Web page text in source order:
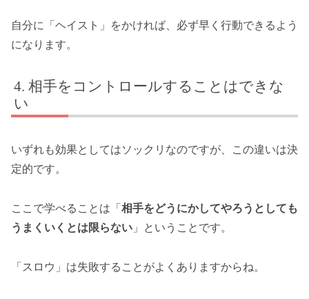
自分に「ヘイスト」をかければ、必ず早く行動できるよう
になります。
相手をコントロールすることはできな
い
いずれも効果としてはソックリなのですが、この違いは決
定的です。
ここで学べることは「 相手をどうにかしてやろうとしても
うまくいくとは限らない 」ということです。
「スロウ」は失敗することがよくありますからね。